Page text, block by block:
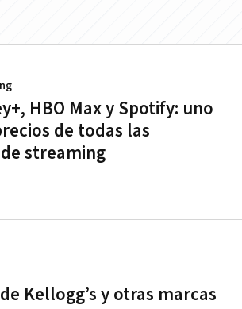
HBO Max y Spotify: uno
de todas las
streaming
Kellogg’s y otras marcas